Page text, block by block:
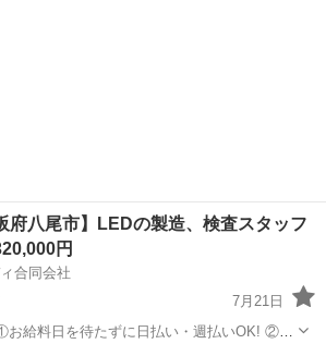
府八尾市】LEDの製造、検査スタッフ
円
合同会社
7月21日
給料日を待たずに日払い・週払いOK! ②今